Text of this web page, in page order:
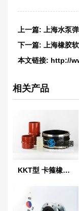
上一篇:
上海水泵
下一篇:
上海橡胶
本文链接: http://
相关产品
KKT型 卡箍橡胶接头